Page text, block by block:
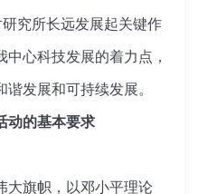
研究所长远发展起关键作
心科技发展的着力点，
发展和可持续发展。
动的基本要求
旗帜，以邓小平理论